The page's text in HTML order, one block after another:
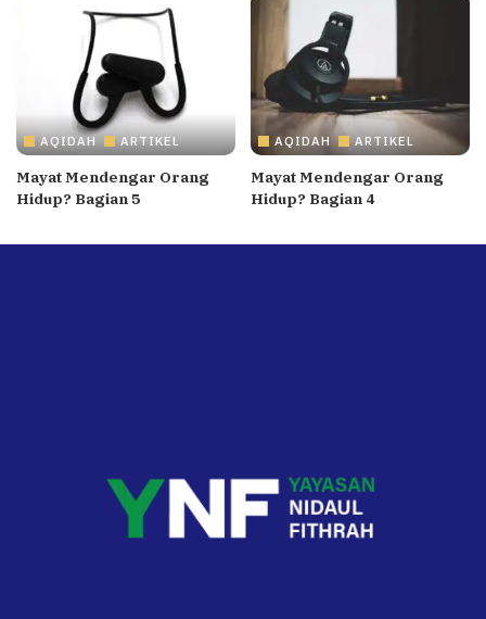
AQIDAH ARTIKEL
Mayat Mendengar Orang
Hidup? Bagian 5
AQIDAH ARTIKEL
Mayat Mendengar Orang
Hidup? Bagian 4